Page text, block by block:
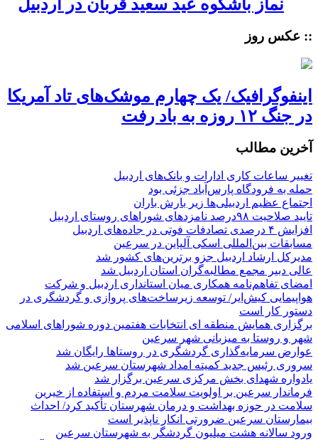
نماز باشکوه عید سعید قربان در اردبیل
:: عکس روز
اینفوگرافیک/ یک چهارم موشک‌های تاد آمریکا
در جنگ ۱۲ روزه به باد رفت
آخرین مطالب
تغییر ساعات کاری ادارات و بانک‌های اردبیل
حمله به فرودگاه پارس‌‌آباد جزئی بود
اجتماع عظیم اردبیلی‌ها زیر بارش باران
تایید صلاحیت ۹۸درصد نامزدهای شوراهای روستای اردبیل
افزایش ۴ درصدی تصادفات فوتی در جاده‌های اردبیل
مسابقات بین‌المللی اسکی آلپاین در سرعین
مدیرکل ارشاد اردبیل جزو برترین‌های کشور شد
عالی دبیر مجمع مطالبه‌گران استان اردبیل شد
امضای تفاهم‌نامه همکاری میان استانداری اردبیل و شرکت
هواپیمایی کیش‌ایر/ توسعه زیرساخت‌های پروازی و گردشگری در
دستور کار است
برگزاری همایش منطقه ای انتخابات هفتمین دوره شوراهای اسلامی
شهر و روستا به میزبانی شهر سرعین
عوارض سرمایه‌گذاری گردشگری در روستاها رایگان شد
سروری رئیس جدید کمیته امداد شهرستان سرعین شد
یادواره شهدای بخش مرکزی سرعین برگزار شد
فرماندار سرعین بر اولویت سلامت مردم و استفاده از خیرین
سلامت در حوزه بهداشت و درمان شهرستان تأکید کرد/ احداث
بیمارستان سرعین ضرورتی انکار ناپذیر است
ورود سالانه هشت میلیون گردشگر به شهرستان سرعین